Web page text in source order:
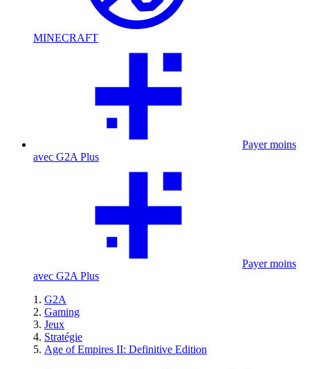
MINECRAFT
Payer moins
avec G2A Plus
Payer moins
avec G2A Plus
G2A
Gaming
Jeux
Stratégie
Age of Empires II: Definitive Edition